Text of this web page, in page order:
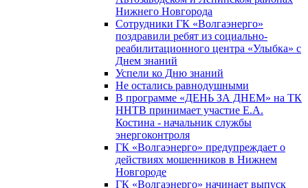
Нижнего Новгорода
Сотрудники ГК «Волгаэнерго»
поздравили ребят из социально-
реабилитационного центра «Улыбка» с
Днем знаний
Успели ко Дню знаний
Не остались равнодушными
В программе «ДЕНЬ ЗА ДНЕМ» на ТК
ННТВ принимает участие Е.А.
Костина - начальник службы
энергоконтроля
ГК «Волгаэнерго» предупреждает о
действиях мошенников в Нижнем
Новгороде
ГК «Волгаэнерго» начинает выпуск